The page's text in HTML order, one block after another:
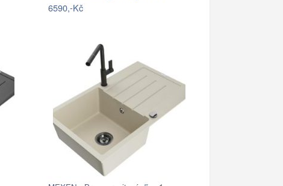
6590,-Kč